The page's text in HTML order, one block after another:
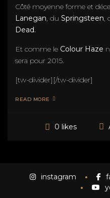
Côté moyenne forme et
Lanegan, du Springsteen,
Dead.
Et comme le Colour Haze
sera pour 2015.
[tw-divider][/tw-divider]
READ MORE
0 likes
instagram